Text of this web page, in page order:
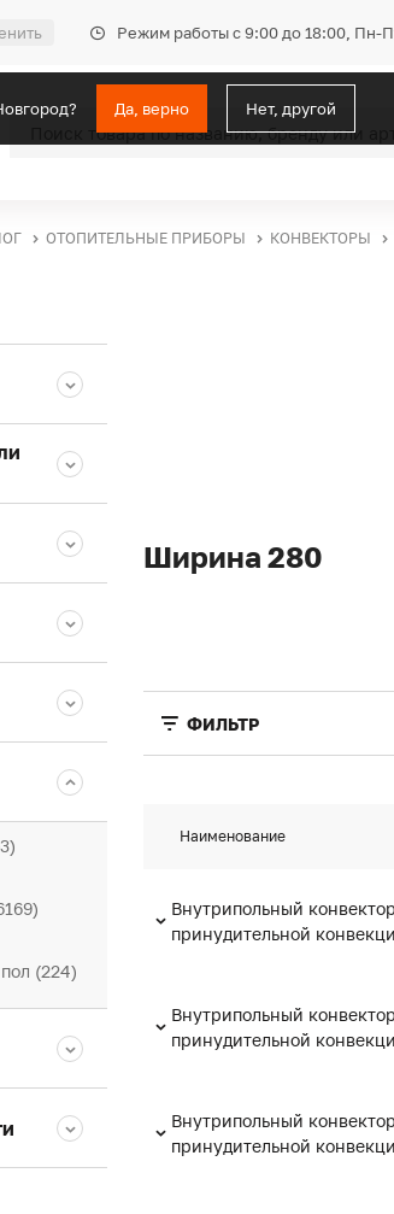
Режим работы с 9:00 до 18:00, Пн-
Да, верно Нет, другой
ОТОПИТЕЛЬНЫЕ ПРИБОРЫ КОНВЕКТОРЫ
(224)
Ширина 280
ФИЛЬТР
Наименование
Внутрипольный
принудительной
Внутрипольный
принудительной
Внутрипольный
принудительной